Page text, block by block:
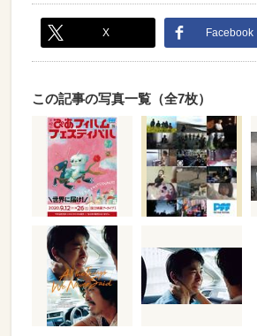
X Facebook
この記事の写真一覧（全7枚）